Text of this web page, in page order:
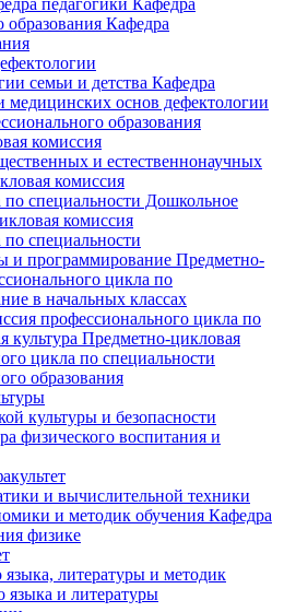
образования Кафедра
семьи и детства Кафедра
медицинских основ дефектологии
образования
комиссия
и естественнонаучных
комиссия
специальности Дошкольное
комиссия
специальности
и программирование Предметно-
цикла по
в начальных классах
профессионального цикла по
культура Предметно-цикловая
цикла по специальности
образования
культуры и безопасности
физического воспитания и
и вычислительной техники
и методик обучения Кафедра
физике
языка, литературы и методик
языка и литературы